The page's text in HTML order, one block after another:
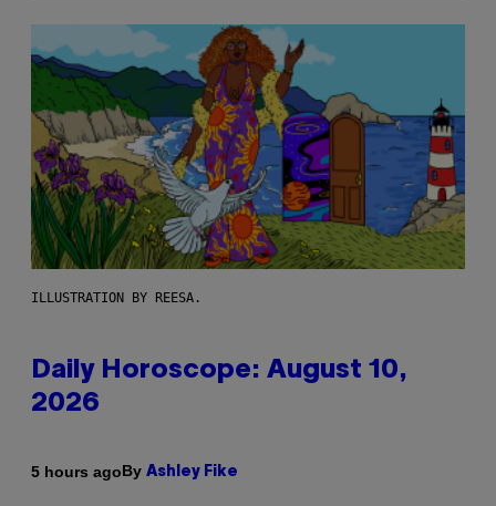
ILLUSTRATION BY REESA.
Daily Horoscope: August 10,
2026
5 hours agoBy Ashley Fike